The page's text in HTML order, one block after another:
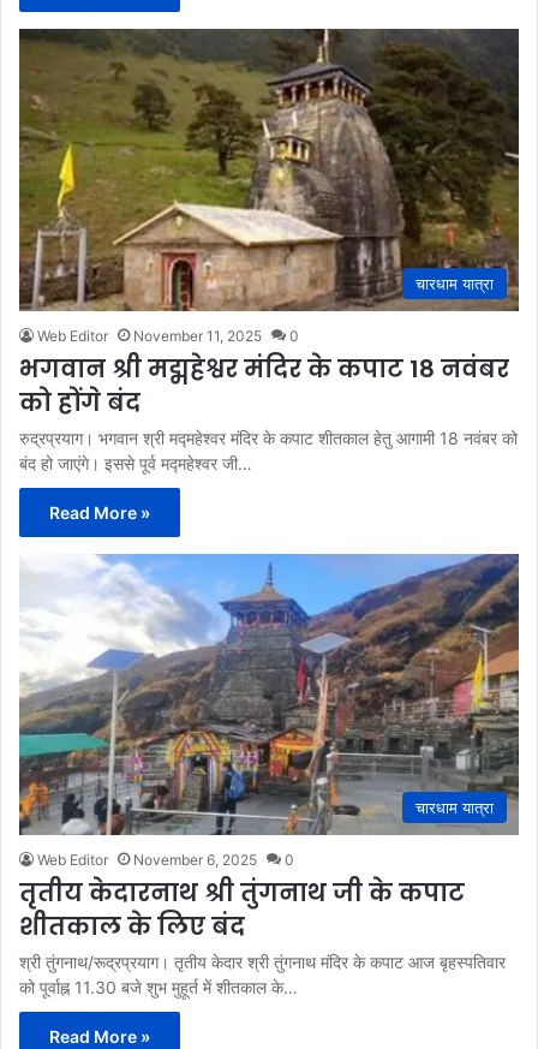
चारधाम यात्रा
Web Editor November 11, 2025 0
भगवान श्री मद्महेश्वर मंदिर के कपाट 18 नवंबर
को होंगे बंद
रुद्रप्रयाग। भगवान श्री मद्महेश्वर मंदिर के कपाट शीतकाल हेतु आगामी 18 नवंबर को
बंद हो जाएंगे। इससे पूर्व मद्महेश्वर जी…
Read More »
चारधाम यात्रा
Web Editor November 6, 2025 0
तृतीय केदारनाथ श्री तुंगनाथ जी के कपाट
शीतकाल के लिए बंद
श्री तुंगनाथ/रूद्रप्रयाग। तृतीय केदार श्री तुंगनाथ मंदिर के कपाट आज बृहस्पतिवार
को पूर्वाह्न 11.30 बजे शुभ मुहूर्त में शीतकाल के…
Read More »